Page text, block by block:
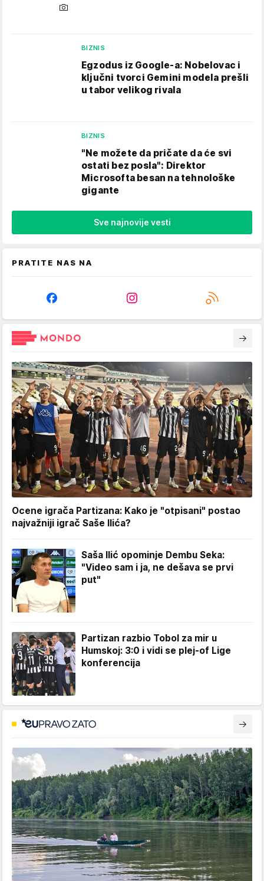
BIZNIS
Egzodus iz Google-a: Nobelovac i
ključni tvorci Gemini modela prešli
u tabor velikog rivala
BIZNIS
"Ne možete da pričate da će svi
ostati bez posla": Direktor
Microsofta besan na tehnološke
gigante
Sve najnovije vesti
PRATITE NAS NA
Ocene igrača Partizana: Kako je "otpisani" postao
najvažniji igrač Saše Ilića?
Saša Ilić opominje Dembu Seka:
"Video sam i ja, ne dešava se prvi
put"
Partizan razbio Tobol za mir u
Humskoj: 3:0 i vidi se plej-of Lige
konferencija